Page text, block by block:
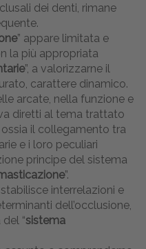
dei denti, rimane
” appare limitata e
la più appropriata
”, a valorizzarne il
carattere dinamico.
arcate, nella funzione e
diretti al tema trattato
ossia il collegamento tra
e i loro peculiari
principe del sistema
”.
interrelazioni e
dell’occlusione,
“sistema